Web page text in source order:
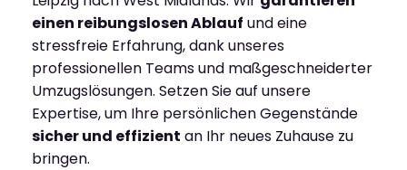
einen reibungslosen Ablauf und eine
stressfreie Erfahrung, dank unseres
professionellen Teams und maßgeschneiderter
Umzugslösungen. Setzen Sie auf unsere
Expertise, um Ihre persönlichen Gegenstände
sicher und effizient an Ihr neues Zuhause zu
bringen.